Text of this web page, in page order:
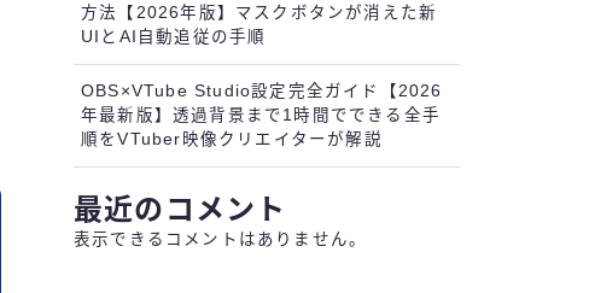
方法【2026年版】マスクボタンが消えた新
UIとAI自動追従の手順
OBS×VTube Studio設定完全ガイド【2026
年最新版】透過背景まで1時間でできる全手
順をVTuber映像クリエイターが解説
最近のコメント
表示できるコメントはありません。